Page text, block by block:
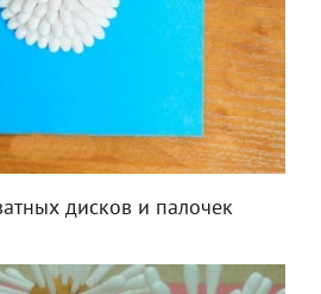
дисков и палочек